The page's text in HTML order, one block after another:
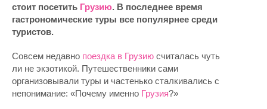
стоит посетить Грузию. В последнее время
гастрономические туры все популярнее среди
туристов.
Совсем недавно поездка в Грузию считалась чуть
ли не экзотикой. Путешественники сами
организовывали туры и частенько сталкивались с
непонимание: «Почему именно Грузия?»